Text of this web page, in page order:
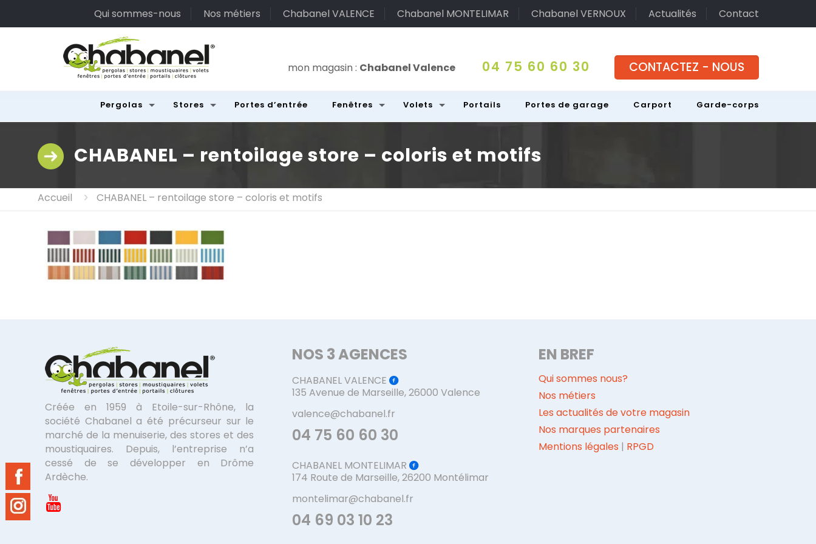
Qui sommes-nous Nos métiers Chabanel VALENCE Chabanel MONTELIMAR Chabanel VERNOUX Actualités Contact
Pergolas Stores Portes d’entrée Fenêtres Volets Portails Portes de garage Carport Garde-corps
mon magasin : Chabanel Valence 04 75 60 60 30 CONTACTEZ - NOUS
CHABANEL – rentoilage store – coloris et motifs
Accueil CHABANEL – rentoilage store – coloris et motifs
Créée en 1959 à Etoile-sur-Rhône, la
société Chabanel a été précurseur sur le
marché de la menuiserie, des stores et des
moustiquaires. Depuis, l’entreprise n’a
cessé de se développer en Drôme
Ardèche.
NOS 3 AGENCES
CHABANEL VALENCE
135 Avenue de Marseille, 26000 Valence
valence@chabanel.fr
04 75 60 60 30
CHABANEL MONTELIMAR
174 Route de Marseille, 26200 Montélimar
montelimar@chabanel.fr
04 69 03 10 23
EN BREF
Qui sommes nous?
Nos métiers
Les actualités de votre magasin
Nos marques partenaires
Mentions légales | RPGD